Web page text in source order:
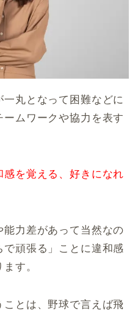
一丸となって困難などに
ムワークや協力を表す
感を覚える、好きになれ
能力差があって当然なの
頑張る」ことに違和感
す。
ことは、野球で言えば飛